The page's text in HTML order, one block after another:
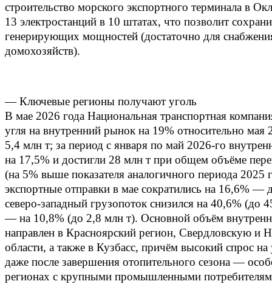
строительство морского экспортного терминала в
13 электростанций в 10 штатах, что позволит
генерирующих мощностей (достаточно для
домохозяйств).
— Ключевые регионы получают уголь
В мае 2026 года Национальная транспортная
угля на внутренний рынок на 19% относительно
5,4 млн т; за период с января по май 2026‑го
на 17,5% и достигли 28 млн т при общем объёме
(на 5% выше показателя аналогичного периода 2025
экспортные отправки в мае сократились на 16,6% —
северо‑западный грузопоток снизился на 40,6% (до
— на 10,8% (до 2,8 млн т). Основной объём
направлен в Красноярский регион, Свердловскую и
области, а также в Кузбасс, причём высокий спрос на
даже после завершения отопительного сезона —
регионах с крупными промышленными